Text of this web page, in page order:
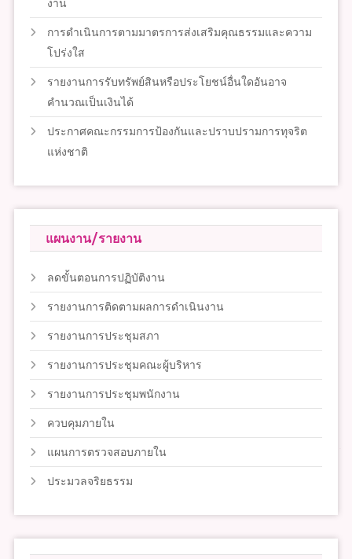
งาน
การดำเนินการตามมาตรการส่งเสริมคุณธรรมและความ
โปร่งใส
รายงานการรับทรัพย์สินหรือประโยชน์อื่นใดอันอาจ
คำนวณเป็นเงินได้
ประกาศคณะกรรมการป้องกันและปราบปรามการทุจริต
แห่งชาติ
แผนงาน/รายงาน
ลดขั้นตอนการปฏิบัติงาน
รายงานการติดตามผลการดำเนินงาน
รายงานการประชุมสภา
รายงานการประชุมคณะผู้บริหาร
รายงานการประชุมพนักงาน
ควบคุมภายใน
แผนการตรวจสอบภายใน
ประมวลจริยธรรม